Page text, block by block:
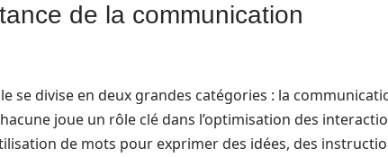
de la communication
se divise en deux grandes catégories : la
joue un rôle clé dans l’optimisation des
de mots pour exprimer des idées, des